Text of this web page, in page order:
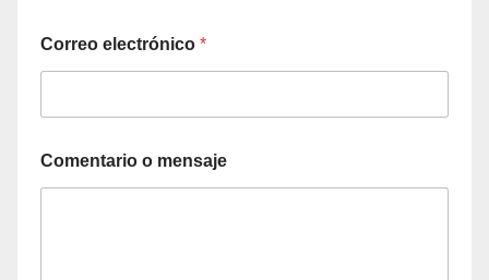
Correo electrónico *
Comentario o mensaje